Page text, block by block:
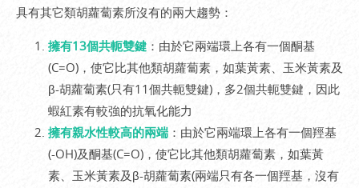
具有其它類胡蘿蔔素所沒有的兩大趨勢：
擁有13個共軛雙鍵 ：由於它兩端環上各有一個酮基
(C=O)，使它比其他類胡蘿蔔素，如葉黃素、玉米黃素及
β-胡蘿蔔素(只有11個共軛雙鍵)，多2個共軛雙鍵，因此
蝦紅素有較強的抗氧化能力
擁有親水性較高的兩端 ：由於它兩端環上各有一個羥基
(-OH)及酮基(C=O)，使它比其他類胡蘿蔔素，如葉黃
素、玉米黃素及β-胡蘿蔔素(兩端只有各一個羥基，沒有